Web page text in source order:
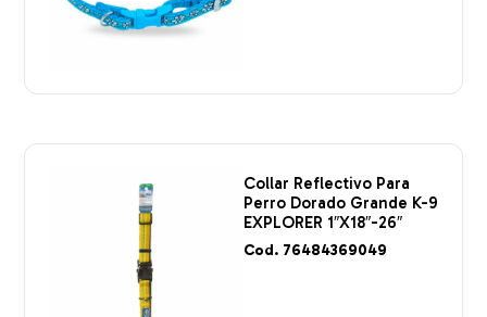
Collar Reflectivo Para
Perro Dorado Grande K-9
EXPLORER 1″X18″-26″
Cod. 76484369049